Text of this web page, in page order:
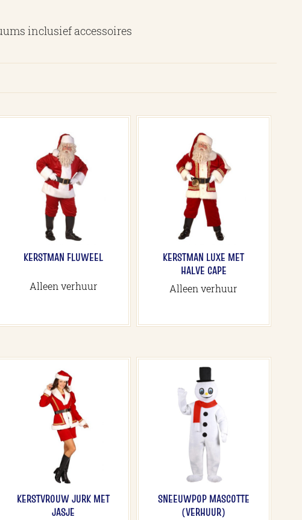
inclusief accessoires
KERSTMAN FLUWEEL
Alleen verhuur
KERSTMAN LUXE MET
HALVE CAPE
Alleen verhuur
KERSTVROUW JURK MET
JASJE
SNEEUWPOP MASCOTTE
(VERHUUR)